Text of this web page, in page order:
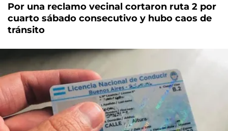
Por una reclamo vecinal cortaron ruta 2 por
cuarto sábado consecutivo y hubo caos de
tránsito